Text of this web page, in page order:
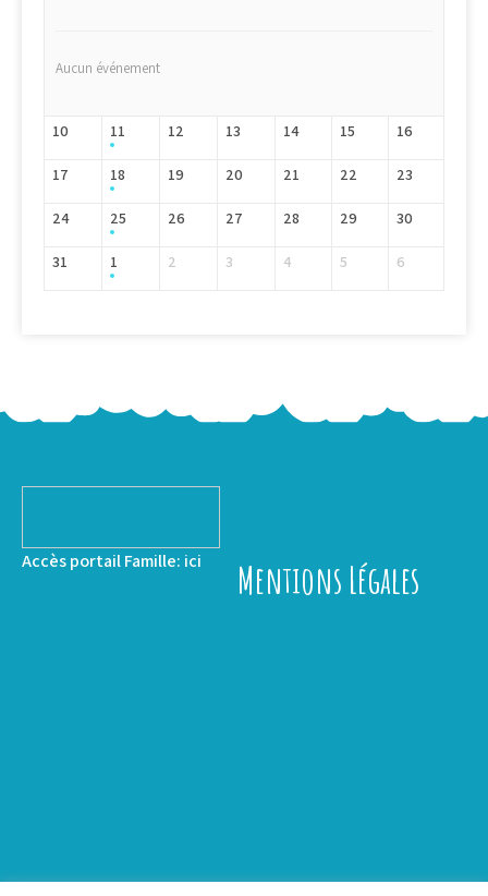
Aucun événement
10 11 12 13 14 15 16
17 18 19 20 21 22 23
24 25 26 27 28 29 30
31 1 2 3 4 5 6
Accès portail Famille: ici Mentions Légales